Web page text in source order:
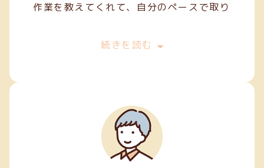
作業を教えてくれて、自分のペースで取り
最初は両面テープ貼りや裁縫などの簡単な
続きを読む